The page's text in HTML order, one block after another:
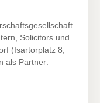
Solicitors und
(Isartorplatz 8,
als Partner: